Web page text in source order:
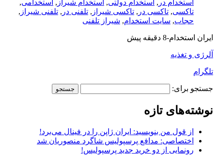
استخدام در , استخدام دولتی, استخدام شیراز , استخدامی,
تاکسی, تاکسی در , تاکسی شیراز , تلفنی در , تلفنی شیراز ,
حجاب, سایت استخدام, شیراز تلفنی
ایران استخدام-8 دقیقه پیش
آلرژی و تغذیه
تلگرام
جستجو برای:
نوشته‌های تازه
از قول من بنویسید: ایران ژاپن را در فینال می‌برد!
اختصاصی: مدافع پرسپولیس شاگرد منصوریان شد
رونمایی از دو خرید جدید پرسپولیس!